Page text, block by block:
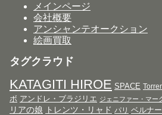
メインページ
会社概要
アンシャンテオークション
絵画買取
タグクラウド
KATAGITI HIROE SPACE
ボ アンドレ・ブラジリエ ジェニファー・マー
リアの娘
トレンツ・リャド パリ ベルナ